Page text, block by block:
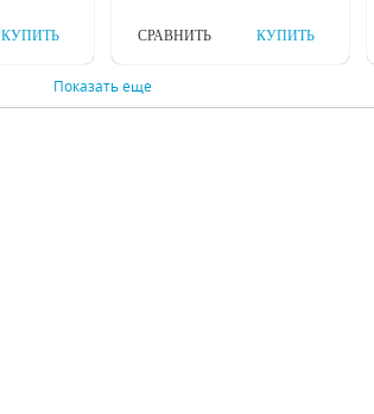
КУПИТЬ КУПИТЬ
СРАВНИТЬ
Показать еще